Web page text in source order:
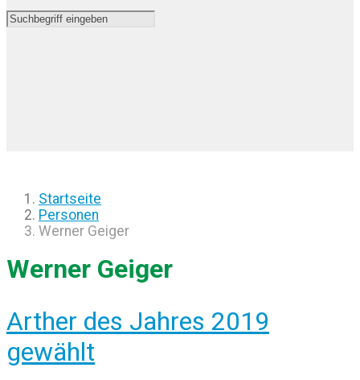
Startseite
Personen
Werner Geiger
Werner Geiger
Arther des Jahres 2019
gewählt